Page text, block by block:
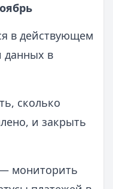
в действующем
данных в
сколько
и закрыть
мониторить